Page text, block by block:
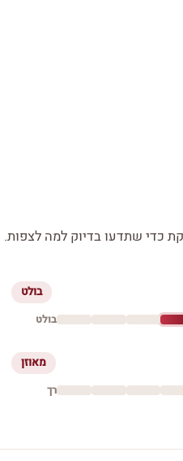
כדי שתדעו בדיוק למה לצפות.
בולט
בולט
מאוזן
רך